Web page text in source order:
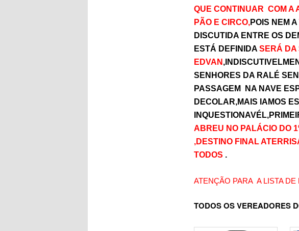
QUE CONTINUAR COM A
PÃO E CIRCO,POIS NEM
DISCUTIDA ENTRE OS
ESTÁ DEFINIDA SERÁ DA
EDVAN
SENHORES DA RALÉ
PASSAGEM NA NAVE
DECOLAR,MAIS IAMOS
ABREU NO PALÁCIO DO
,DESTINO FINAL
TODOS .
ATENÇÃO PARA A LISTA DE
TODOS OS VEREADORES